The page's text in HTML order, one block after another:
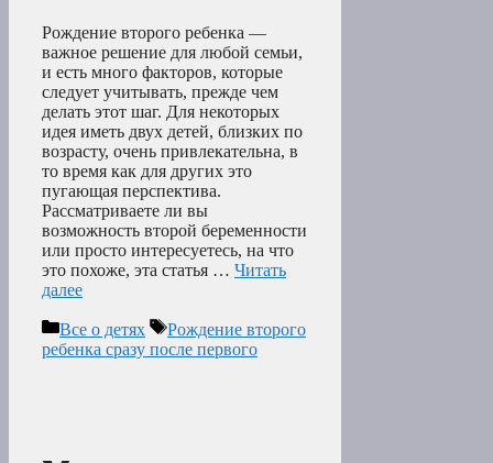
Рождение второго ребенка —
важное решение для любой семьи,
и есть много факторов, которые
следует учитывать, прежде чем
делать этот шаг. Для некоторых
идея иметь двух детей, близких по
возрасту, очень привлекательна, в
то время как для других это
пугающая перспектива.
Рассматриваете ли вы
возможность второй беременности
или просто интересуетесь, на что
это похоже, эта статья … Читать
далее
Рубрики
Все о детях Метки
Рождение второго
ребенка сразу после первого